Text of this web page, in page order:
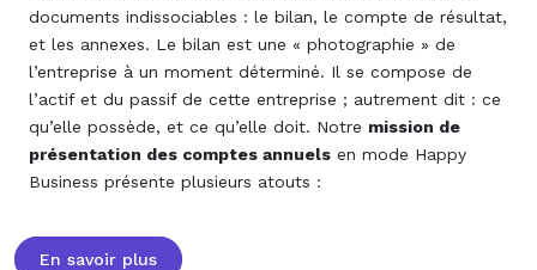
documents indissociables : le bilan, le compte de résultat,
et les annexes. Le bilan est une « photographie » de
l’entreprise à un moment déterminé. Il se compose de
l’actif et du passif de cette entreprise ; autrement dit : ce
qu’elle possède, et ce qu’elle doit. Notre mission de
présentation des comptes annuels en mode Happy
Business présente plusieurs atouts :
En savoir plus